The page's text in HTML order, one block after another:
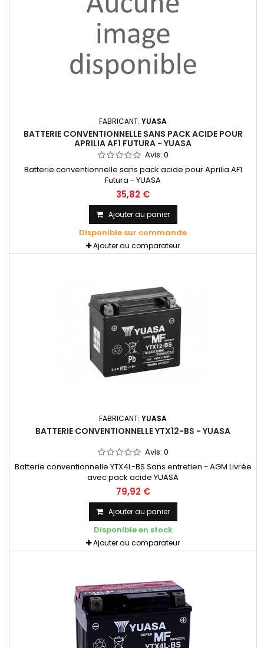
FABRICANT: YUASA
BATTERIE CONVENTIONNELLE SANS PACK ACIDE POUR
APRILIA AF1 FUTURA - YUASA
Avis: 0
Batterie conventionnelle sans pack acide pour Aprilia AF1
Futura - YUASA
35,82 €
Ajouter au panier
Disponible sur commande
Ajouter au comparateur
FABRICANT: YUASA
BATTERIE CONVENTIONNELLE YTX12-BS - YUASA
Avis: 0
Batterie conventionnelle YTX4L-BS Sans entretien - AGM Livrée
avec pack acide YUASA
79,92 €
Ajouter au panier
Disponible en stock
Ajouter au comparateur